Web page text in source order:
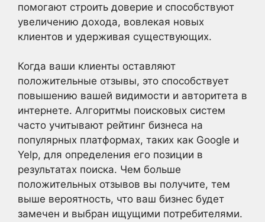
помогают строить доверие и способствуют
увеличению дохода, вовлекая новых
клиентов и удерживая существующих.
Когда ваши клиенты оставляют
положительные отзывы, это способствует
повышению вашей видимости и авторитета в
интернете. Алгоритмы поисковых систем
часто учитывают рейтинг бизнеса на
популярных платформах, таких как Google и
Yelp, для определения его позиции в
результатах поиска. Чем больше
положительных отзывов вы получите, тем
выше вероятность, что ваш бизнес будет
замечен и выбран ищущими потребителями.